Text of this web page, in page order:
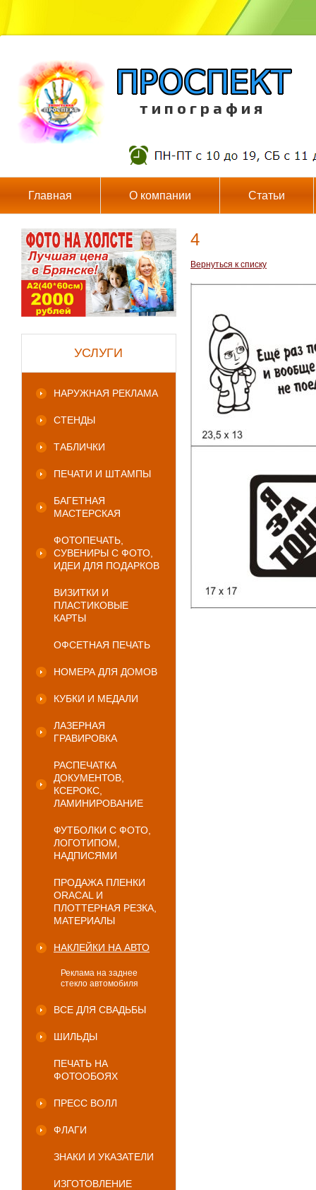
т и п о г р а ф и я
Главная О компании Статьи
УСЛУГИ
НАРУЖНАЯ РЕКЛАМА
СТЕНДЫ
ТАБЛИЧКИ
ПЕЧАТИ И ШТАМПЫ
БАГЕТНАЯ
МАСТЕРСКАЯ
ФОТОПЕЧАТЬ,
СУВЕНИРЫ С ФОТО,
ИДЕИ ДЛЯ ПОДАРКОВ
ВИЗИТКИ И
ПЛАСТИКОВЫЕ
КАРТЫ
ОФСЕТНАЯ ПЕЧАТЬ
НОМЕРА ДЛЯ ДОМОВ
КУБКИ И МЕДАЛИ
ЛАЗЕРНАЯ
ГРАВИРОВКА
РАСПЕЧАТКА
ДОКУМЕНТОВ,
КСЕРОКС,
ЛАМИНИРОВАНИЕ
ФУТБОЛКИ С ФОТО,
ЛОГОТИПОМ,
НАДПИСЯМИ
ПРОДАЖА ПЛЕНКИ
ORACAL И
ПЛОТТЕРНАЯ РЕЗКА,
МАТЕРИАЛЫ
НАКЛЕЙКИ НА АВТО
Реклама на заднее
стекло автомобиля
ВСЕ ДЛЯ СВАДЬБЫ
ШИЛЬДЫ
ПЕЧАТЬ НА
ФОТООБОЯХ
ПРЕСС ВОЛЛ
ФЛАГИ
ЗНАКИ И УКАЗАТЕЛИ
ИЗГОТОВЛЕНИЕ
4
Вернуться к списку